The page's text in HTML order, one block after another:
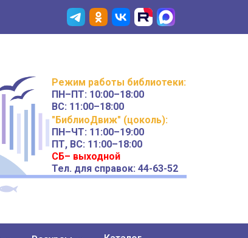
Режим работы библиотеки:
ПН–ПТ: 10:00–18:00
ВС: 11:00–18:00
"БиблиоДвиж" (цоколь):
ПН–ЧТ: 11:00–19:00
ПТ, ВС: 11:00–18:00
СБ– выходной
Тел. для справок: 44-63-52